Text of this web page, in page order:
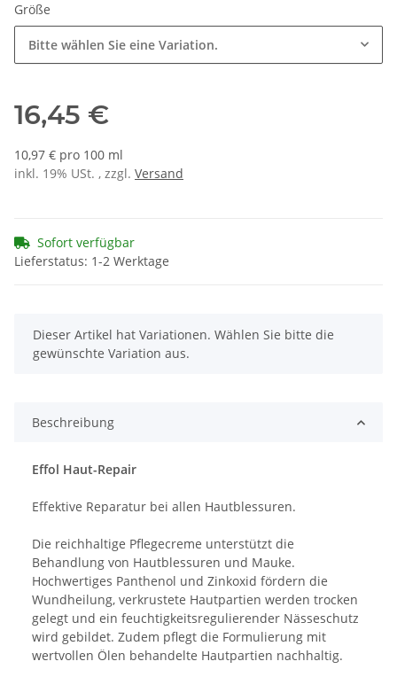
Größe
Bitte wählen Sie eine Variation.
16,45 €
10,97 € pro 100 ml
inkl. 19% USt. , zzgl. Versand
Sofort verfügbar
Lieferstatus: 1-2 Werktage
x
Dieser Artikel hat Variationen. Wählen Sie bitte die
gewünschte Variation aus.
Beschreibung
Effol Haut-Repair
Effektive Reparatur bei allen Hautblessuren.
Die reichhaltige Pflegecreme unterstützt die
Behandlung von Hautblessuren und Mauke.
Hochwertiges Panthenol und Zinkoxid fördern die
Wundheilung, verkrustete Hautpartien werden trocken
gelegt und ein feuchtigkeitsregulierender Nässeschutz
wird gebildet. Zudem pflegt die Formulierung mit
wertvollen Ölen behandelte Hautpartien nachhaltig.